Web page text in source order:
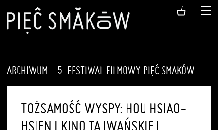
ARCHIWUM - 5. FESTIWAL FILMOWY PIĘĆ SMAKÓW
TOŻSAMOŚĆ WYSPY: HOU HSIAO-
HSIEN I KINO TAJWAŃSKIEJ